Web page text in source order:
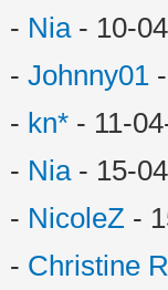
- Nia- 10-
- Johnny01
- kn* - 11-
- Nia- 15-
- NicoleZ -
- Christine